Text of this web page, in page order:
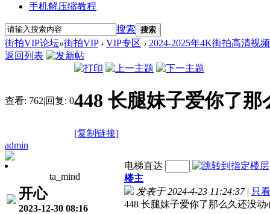
手机解压缩教程
搜索 搜索
街拍VIP论坛»街拍VIP › VIP专区 › 2024-2025年4K街拍高清视
返回列表
查看: 762|回复: 0448 长腿妹子爱你了
[复制链接]
admin
ta_mind
开心
2023-12-30 08:16
电梯直达
楼主
发表于 2024-4-23 11:24:37 | 只
448 长腿妹子爱你了那么久还没动